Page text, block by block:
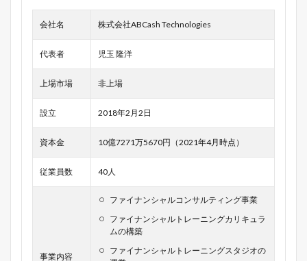
会社名 株式会社ABCash Technologies
代表者 児玉 隆洋
上場市場 非上場
設立 2018年2月2日
資本金 10億7271万5670円（2021年4月時点）
従業員数 40人
事業内容
ファイナンシャルコンサルティング事業
ファイナンシャルトレーニングカリキュラ
ムの構築
ファイナンシャルトレーニングスタジオの